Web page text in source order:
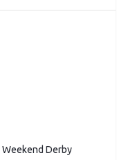
Derby